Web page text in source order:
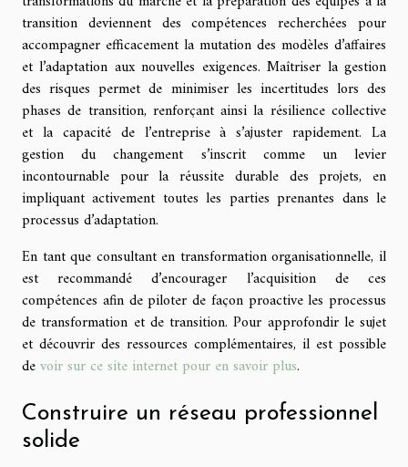
transition deviennent des compétences recherchées pour
accompagner efficacement la mutation des modèles d’affaires
et l’adaptation aux nouvelles exigences. Maîtriser la gestion
des risques permet de minimiser les incertitudes lors des
phases de transition, renforçant ainsi la résilience collective
et la capacité de l’entreprise à s’ajuster rapidement. La
gestion du changement s’inscrit comme un levier
incontournable pour la réussite durable des projets, en
impliquant activement toutes les parties prenantes dans le
processus d’adaptation.
En tant que consultant en transformation organisationnelle, il
est recommandé d’encourager l’acquisition de ces
compétences afin de piloter de façon proactive les processus
de transformation et de transition. Pour approfondir le sujet
et découvrir des ressources complémentaires, il est possible
devoir sur ce site internet pour en savoir plus.
Construire un réseau professionnel
solide